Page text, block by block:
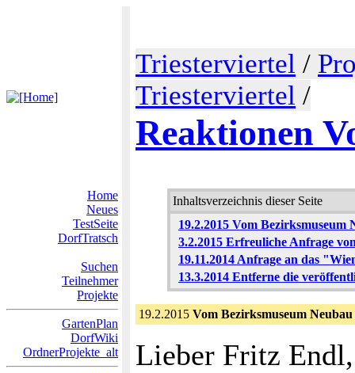
Triesterviertel /
Triesterviertel /
Reaktionen
Home
Neues
TestSeite
DorfTratsch
Suchen
Teilnehmer
Projekte
GartenPlan
DorfWiki
OrdnerProjekte_alt
Inhaltsverzeichnis dieser Seite
19.2.2015 Vom Bezirksmuseum
3.2.2015 Erfreuliche Anfrage
19.11.2014 Anfrage an das
13.3.2014 Entferne die
19.2.2015 Vom Bezirksmuseum
Lieber Fritz Endl,